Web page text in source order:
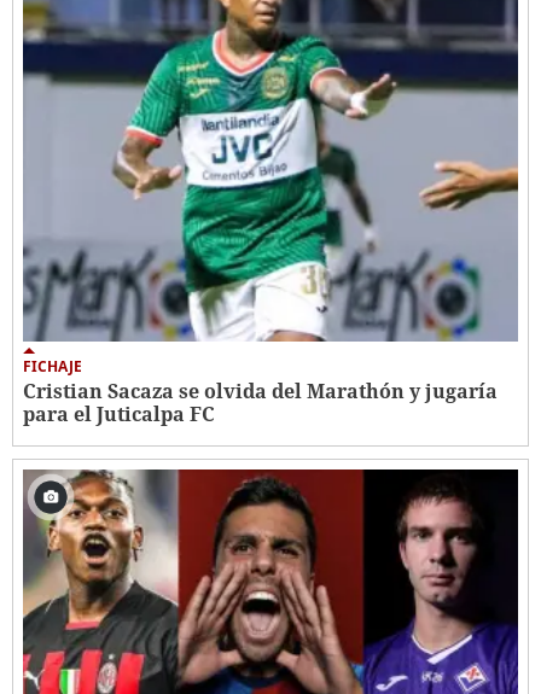
FICHAJE
Cristian Sacaza se olvida del Marathón y jugaría
para el Juticalpa FC